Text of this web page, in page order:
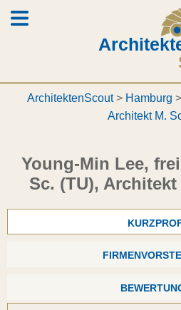
ArchitektenScout> Hamburg >
Architekt M.
Young-Min Lee,
Sc. (TU),